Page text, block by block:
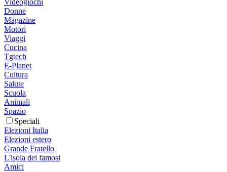
Videogiochi
Donne
Magazine
Motori
Viaggi
Cucina
Tgtech
E-Planet
Cultura
Salute
Scuola
Animali
Spazio
Speciali
Elezioni Italia
Elezioni estero
Grande Fratello
L'isola dei famosi
Amici